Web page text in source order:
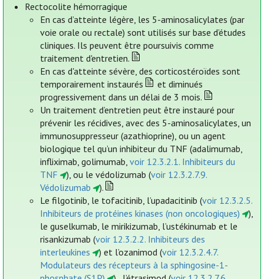
Rectocolite hémorragique
En cas d’atteinte légère, les 5-aminosalicylates (par
voie orale ou rectale) sont utilisés sur base d’études
cliniques. Ils peuvent être poursuivis comme
traitement d'entretien.
En cas d'atteinte sévère, des corticostéroïdes sont
temporairement instaurés
et diminués
progressivement dans un délai de 3 mois.
Un traitement d’entretien peut être instauré pour
prévenir les récidives, avec des 5-aminosalicylates, un
immunosuppresseur (azathioprine), ou un agent
biologique tel qu’un inhibiteur du TNF (adalimumab,
infliximab, golimumab,voir 12.3.2.1. Inhibiteurs du
TNF
), ou le védolizumab (voir 12.3.2.7.9.
Védolizumab
).
Le filgotinib, le tofacitinib, l’upadacitinib (voir 12.3.2.5.
Inhibiteurs de protéines kinases (non oncologiques)
),
le guselkumab, le mirikizumab, l’ustékinumab et le
risankizumab (voir 12.3.2.2. Inhibiteurs des
interleukines
) et l’ozanimod (voir 12.3.2.4.7.
Modulateurs des récepteurs à la sphingosine-1-